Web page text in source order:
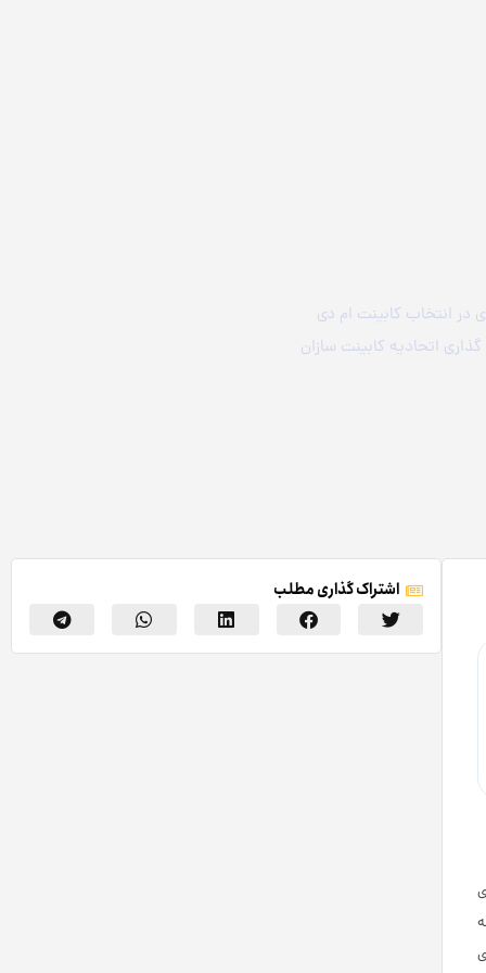
ام دی اف 1400قیمت متری کابیت ام دی اف 1400نکات کلیدی در انتخاب کابینت ام دی
1400 در این مقاله از نحوه محاسبه قیمت کابینت ام دی اف 1400 و قیمت گذاری اتحادیه کابینت سازان
اشتراک گذاری مطلب